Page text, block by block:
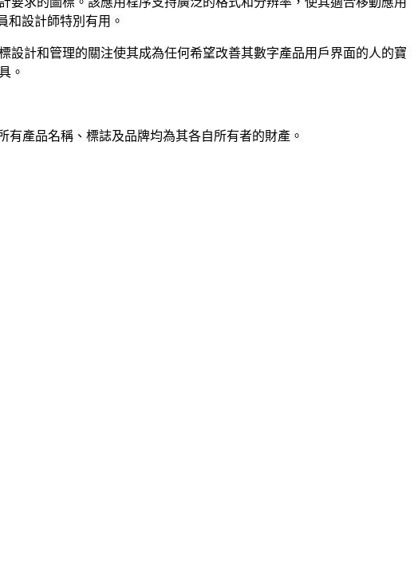
和設計師特別有用。
設計和管理的關注使其成為任何希望改善其數字產品用戶界面的人的寶
。
有產品名稱、標誌及品牌均為其各自所有者的財產。